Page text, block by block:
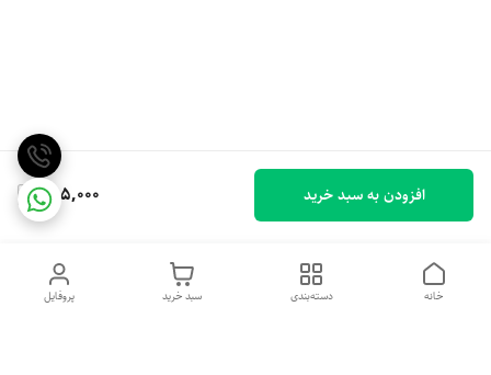
455,000 افزودن به سبد خرید
پروفایل سبد خرید دسته‌بندی خانه